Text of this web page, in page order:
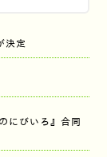
決定
にびいろ』合同